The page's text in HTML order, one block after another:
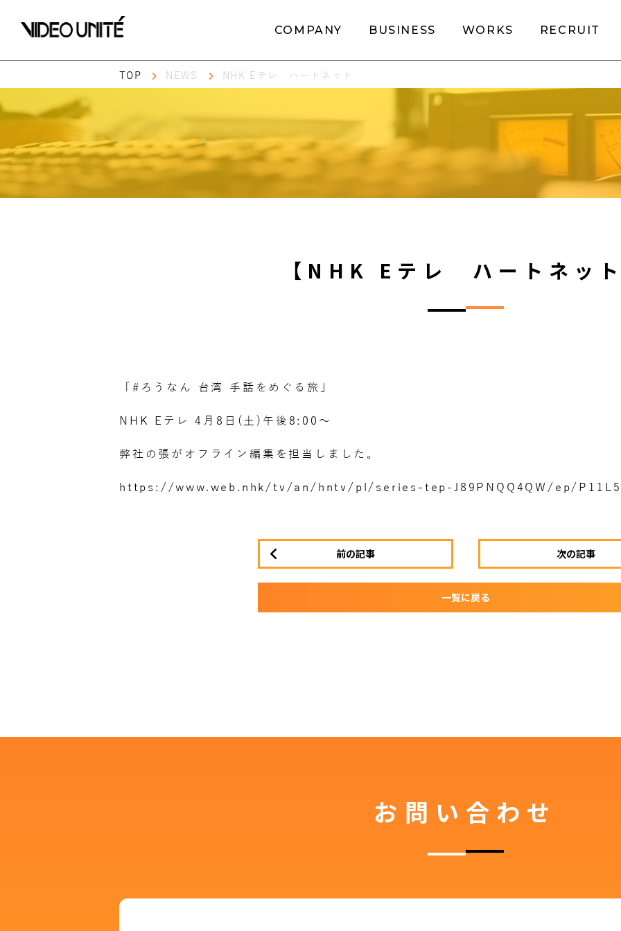
COMPANY BUSINESS WORKS RECRUIT
TOP NEWS NHK Eテレ ハートネット
【NHK Eテレ ハートネット
「#ろうなん 台湾 手話をめぐる旅」
NHK Eテレ 4月8日(土)午後8:00〜
弊社の張がオフライン編集を担当しました。
https://www.web.nhk/tv/an/hntv/pl/series-tep-J89PNQQ4QW/ep/
前の記事 次の記事
一覧に戻る
お問い合わせ